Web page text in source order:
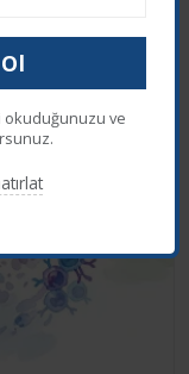
Kabul Et
okuduğunuzu ve